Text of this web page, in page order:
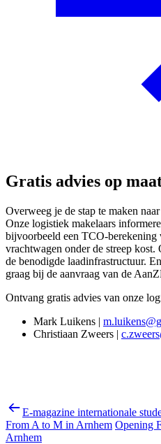
Gratis advies op
Overweeg je de stap te maken
Onze logistiek makelaars
bijvoorbeeld een TCO-berekening
vrachtwagen onder de streep
de benodigde laadinfrastructuur.
graag bij de aanvraag van de
Ontvang gratis advies van onze
Mark Luikens |
Christiaan Zweers |
E-magazine internationale
From A to M in Arnhem Opening
Arnhem